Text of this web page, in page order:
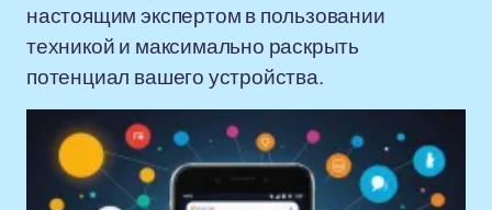
настоящим экспертом в пользовании
техникой и максимально раскрыть
потенциал вашего устройства.